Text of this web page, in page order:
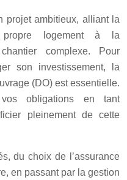
projet ambitieux, alliant la
logement à la
complexe. Pour
son investissement, la
(DO) est essentielle.
obligations en tant
pleinement de cette
du choix de l’assurance
en passant par la gestion